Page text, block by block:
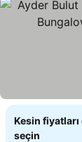
Kesin
seçin